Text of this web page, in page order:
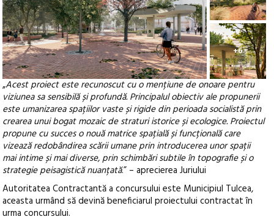
+6
„Acest proiect este recunoscut cu o mențiune de onoare pentru
viziunea sa sensibilă și profundă. Principalul obiectiv ale propunerii
este umanizarea spațiilor vaste și rigide din perioada socialistă prin
crearea unui bogat mozaic de straturi istorice și ecologice. Proiectul
propune cu succes o nouă matrice spațială și funcțională care
vizează redobândirea scării umane prin introducerea unor spații
mai intime și mai diverse, prin schimbări subtile în topografie și o
strategie peisagistică nuanțată.” – aprecierea Juriului
Autoritatea Contractantă a concursului este Municipiul Tulcea,
aceasta urmând să devină beneficiarul proiectului contractat în
urma concursului.